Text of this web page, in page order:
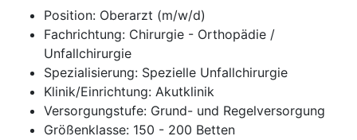
Position: Oberarzt (m/w/d)
Fachrichtung: Chirurgie - Orthopädie /
Unfallchirurgie
Spezialisierung: Spezielle Unfallchirurgie
Klinik/Einrichtung: Akutklinik
Versorgungstufe: Grund- und Regelversorgung
Größenklasse: 150 - 200 Betten